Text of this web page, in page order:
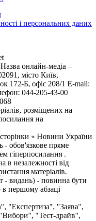
і персональних даних
онлайн-медіа –
місто Київ,
Б, офіс 208/1 E-mail:
044-205-43-00
розміщених на
на
сторінки « Новини України
- обов'язкове пряме
гіперпосилання .
в незалежності від
матеріалів.
- видань) - повинна бути
в першому абзаці
"Експертиза", "Заява",
"Тест-драйв",